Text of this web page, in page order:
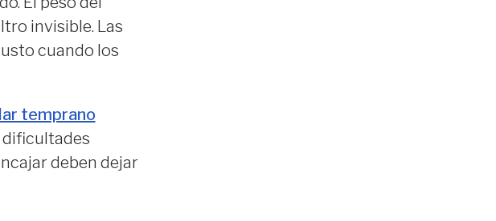
invisible. Las
cuando los
temprano
dificultades
deben dejar